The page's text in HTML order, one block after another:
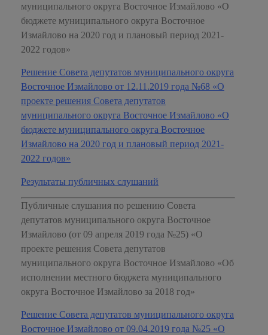
муниципального округа Восточное Измайлово «О
бюджете муниципального округа Восточное
Измайлово на 2020 год и плановый период 2021-
2022 годов»
Решение Совета депутатов муниципального округа
Восточное Измайлово от 12.11.2019 года №68 «О
проекте решения Совета депутатов
муниципального округа Восточное Измайлово «О
бюджете муниципального округа Восточное
Измайлово на 2020 год и плановый период 2021-
2022 годов»
Результаты публичных слушаний
Публичные слушания по решению Совета
депутатов муниципального округа Восточное
Измайлово (от 09 апреля 2019 года №25) «О
проекте решения Совета депутатов
муниципального округа Восточное Измайлово «Об
исполнении местного бюджета муниципального
округа Восточное Измайлово за 2018 год»
Решение Совета депутатов муниципального округа
Восточное Измайлово от 09.04.2019 года №25 «О